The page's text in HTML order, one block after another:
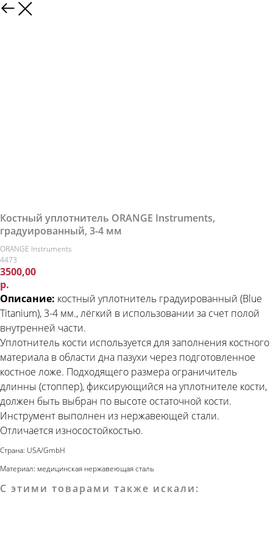
Костный уплотнитель ORANGE Instruments,
градуированный, 3-4 мм
ORANGE Instruments
4473
3500,00
р.
Описание: костный уплотнитель градуированный (Blue
Titanium), 3-4 мм., лёгкий в использовании за счет полой
внутренней части.
Уплотнитель кости используется для заполнения костного
материала в области дна пазухи через подготовленное
костное ложе. Подходящего размера ограничитель
длинны (стоппер), фиксирующийся на уплотнителе кости,
должен быть выбран по высоте остаточной кости.
Инструмент выполнен из нержавеющей стали.
Отличается износостойкостью.
Страна: USA/GmbH
Материал: медицинская нержавеющая сталь
С этими товарами также искали: